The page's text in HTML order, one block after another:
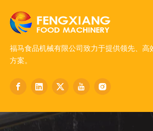
福马食品机械有限公司致力于提供领先、高
方案。